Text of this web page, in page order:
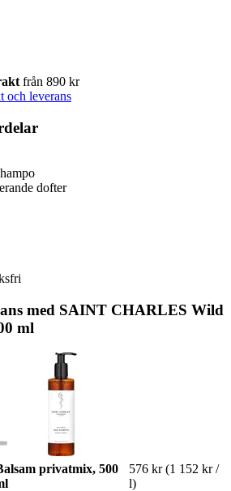
från 890 kr
och leverans
dofter
med SAINT CHARLES Wild
ml
privatmix, 500
576 kr (1 152 kr /
l)